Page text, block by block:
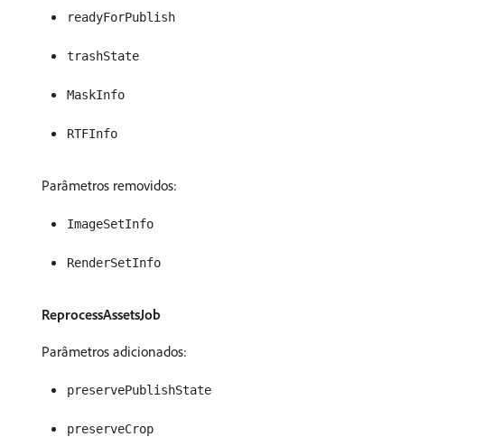
readyForPublish
trashState
MaskInfo
RTFInfo
Parâmetros removidos:
ImageSetInfo
RenderSetInfo
ReprocessAssetsJob
Parâmetros adicionados:
preservePublishState
preserveCrop